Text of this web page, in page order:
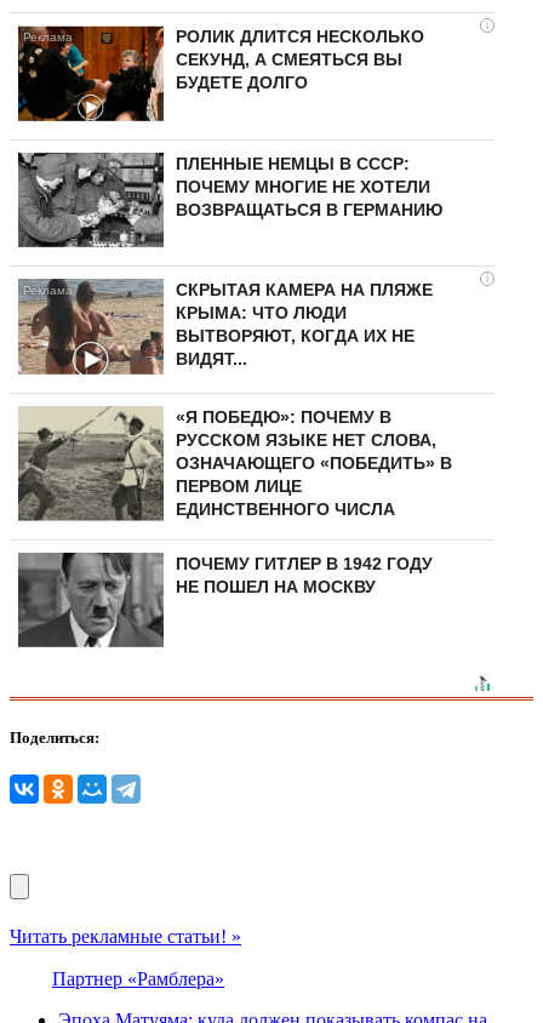
i
РОЛИК ДЛИТСЯ НЕСКОЛЬКО
СЕКУНД, А СМЕЯТЬСЯ ВЫ
БУДЕТЕ ДОЛГО
ПЛЕННЫЕ НЕМЦЫ В СССР:
ПОЧЕМУ МНОГИЕ НЕ ХОТЕЛИ
ВОЗВРАЩАТЬСЯ В ГЕРМАНИЮ
i
СКРЫТАЯ КАМЕРА НА ПЛЯЖЕ
КРЫМА: ЧТО ЛЮДИ
ВЫТВОРЯЮТ, КОГДА ИХ НЕ
ВИДЯТ...
«Я ПОБЕДЮ»: ПОЧЕМУ В
РУССКОМ ЯЗЫКЕ НЕТ СЛОВА,
ОЗНАЧАЮЩЕГО «ПОБЕДИТЬ» В
ПЕРВОМ ЛИЦЕ
ЕДИНСТВЕННОГО ЧИСЛА
ПОЧЕМУ ГИТЛЕР В 1942 ГОДУ
НЕ ПОШЕЛ НА МОСКВУ
Поделиться:
Читать рекламные статьи! »
Партнер «Рамблера»